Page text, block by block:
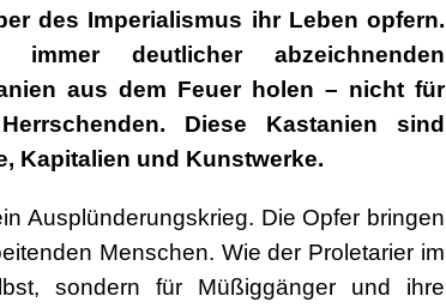
des Imperialismus ihr Leben opfern.
deutlicher abzeichnenden
aus dem Feuer holen – nicht für
Diese Kastanien sind
Kapitalien und Kunstwerke.
Ausplünderungskrieg. Die Opfer bringen
Menschen. Wie der Proletarier im
sondern für Müßiggänger und ihre